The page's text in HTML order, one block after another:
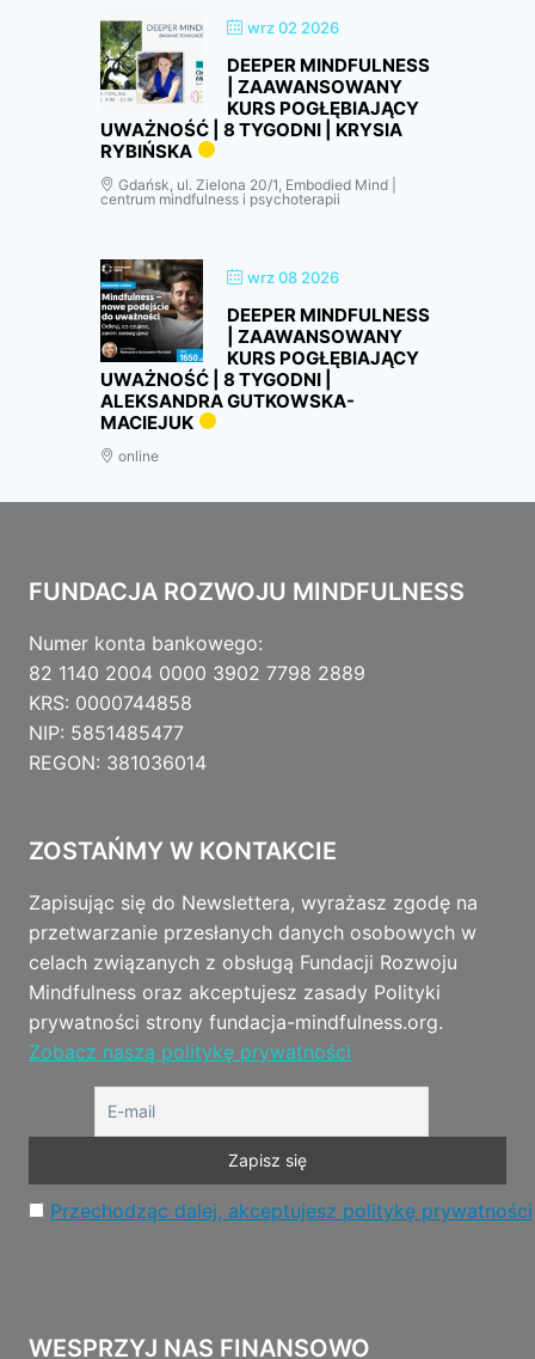
wrz 02 2026
DEEPER MINDFULNESS
| ZAAWANSOWANY
KURS POGŁĘBIAJĄCY
UWAŻNOŚĆ | 8 TYGODNI | KRYSIA
RYBIŃSKA
Gdańsk, ul. Zielona 20/1, Embodied Mind |
centrum mindfulness i psychoterapii
wrz 08 2026
DEEPER MINDFULNESS
| ZAAWANSOWANY
KURS POGŁĘBIAJĄCY
UWAŻNOŚĆ | 8 TYGODNI |
ALEKSANDRA GUTKOWSKA-
MACIEJUK
online
FUNDACJA ROZWOJU MINDFULNESS
Numer konta bankowego:
82 1140 2004 0000 3902 7798 2889
KRS: 0000744858
NIP: 5851485477
REGON: 381036014
ZOSTAŃMY W KONTAKCIE
Zapisując się do Newslettera, wyrażasz zgodę na
przetwarzanie przesłanych danych osobowych w
celach związanych z obsługą Fundacji Rozwoju
Mindfulness oraz akceptujesz zasady Polityki
prywatności strony fundacja-mindfulness.org.
Zobacz naszą politykę prywatności
Przechodząc dalej, akceptujesz politykę prywatności
WESPRZYJ NAS FINANSOWO